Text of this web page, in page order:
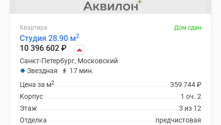
Квартира Дом сдан
Студия 28.90 м2
10 396 602 ₽
Санкт-Петербург, Московский
Звездная
17 мин.
359 744₽
Цена за м2
1 оч. 2
Корпус
3 из 12
Этаж
предчистовая
Отделка